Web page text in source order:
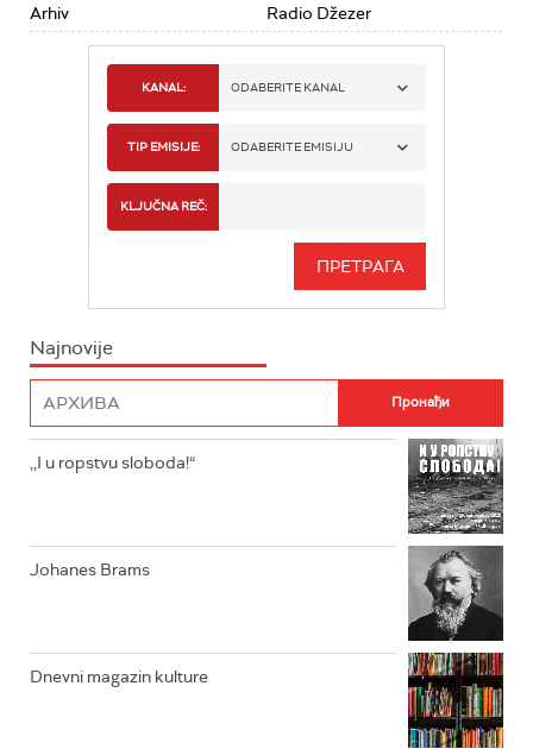
Arhiv Radio Džezer
KANAL: ODABERITE KANAL
RADIO BEOGRAD 1
RADIO BEOGRAD 3
RADIO ROKENROLER
RADIO DŽEZER
TIP EMISIJE: ODABERITE EMISIJU
INFO
KLJUČNA REČ:
Najnovije
,,I u ropstvu sloboda!“
Johanes Brams
Dnevni magazin kulture